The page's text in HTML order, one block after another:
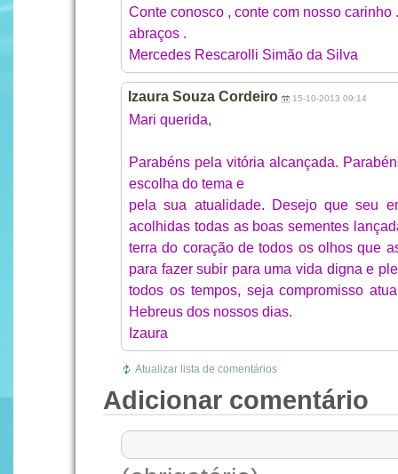
Conte conosco , conte com nosso carinho .
abraços .
Mercedes Rescarolli Simão da Silva
Izaura Souza Cordeiro 15-10-2013 09:14
Mari querida,
Parabéns pela vitória alcançada.
escolha do tema e
pela sua atualidade. Desejo que seu
acolhidas todas as boas sementes
terra do coração de todos os olhos que
para fazer subir para uma vida digna e
todos os tempos, seja compromisso
Hebreus dos nossos dias.
Izaura
Atualizar lista de comentários
Adicionar comentário